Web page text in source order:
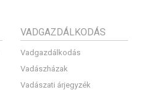
VADGAZDÁLKODÁS
Vadgazdálkodás
Vadászházak
Vadászati árjegyzék